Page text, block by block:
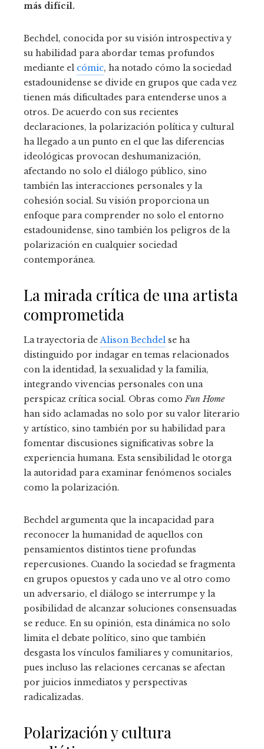
más difícil.
Bechdel, conocida por su visión introspectiva y
su habilidad para abordar temas profundos
mediante el cómic, ha notado cómo la sociedad
estadounidense se divide en grupos que cada vez
tienen más dificultades para entenderse unos a
otros. De acuerdo con sus recientes
declaraciones, la polarización política y cultural
ha llegado a un punto en el que las diferencias
ideológicas provocan deshumanización,
afectando no solo el diálogo público, sino
también las interacciones personales y la
cohesión social. Su visión proporciona un
enfoque para comprender no solo el entorno
estadounidense, sino también los peligros de la
polarización en cualquier sociedad
contemporánea.
La mirada crítica de una artista
comprometida
La trayectoria deAlison Bechdel se ha
distinguido por indagar en temas relacionados
con la identidad, la sexualidad y la familia,
integrando vivencias personales con una
perspicaz crítica social. Obras comoFun Home
han sido aclamadas no solo por su valor literario
y artístico, sino también por su habilidad para
fomentar discusiones significativas sobre la
experiencia humana. Esta sensibilidad le otorga
la autoridad para examinar fenómenos sociales
como la polarización.
Bechdel argumenta que la incapacidad para
reconocer la humanidad de aquellos con
pensamientos distintos tiene profundas
repercusiones. Cuando la sociedad se fragmenta
en grupos opuestos y cada uno ve al otro como
un adversario, el diálogo se interrumpe y la
posibilidad de alcanzar soluciones consensuadas
se reduce. En su opinión, esta dinámica no solo
limita el debate político, sino que también
desgasta los vínculos familiares y comunitarios,
pues incluso las relaciones cercanas se afectan
por juicios inmediatos y perspectivas
radicalizadas.
Polarización y cultura